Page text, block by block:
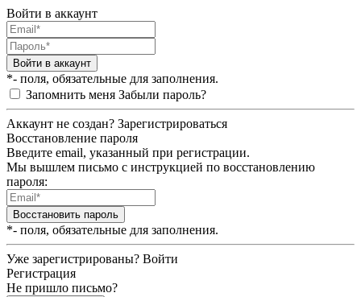
Войти в аккаунт
Войти в аккаунт
*- поля, обязательные для заполнения.
Запомнить меня Забыли пароль?
Аккаунт не создан? Зарегистрироваться
Восстановление пароля
Введите email, указанный при регистрации.
Мы вышлем письмо с инструкцией по восстановлению
пароля:
Восстановить пароль
*- поля, обязательные для заполнения.
Уже зарегистрированы? Войти
Регистрация
Не пришло письмо?